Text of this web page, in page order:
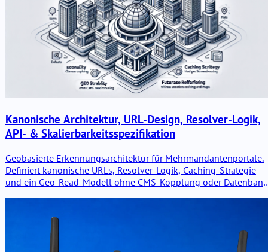
Kanonische Architektur, URL-Design, Resolver-Logik,
API- & Skalierbarkeitsspezifikation
Geobasierte Erkennungsarchitektur für Mehrmandantenportale.
Definiert kanonische URLs, Resolver-Logik, Caching-Strategie
und ein Geo-Read-Modell ohne CMS-Kopplung oder